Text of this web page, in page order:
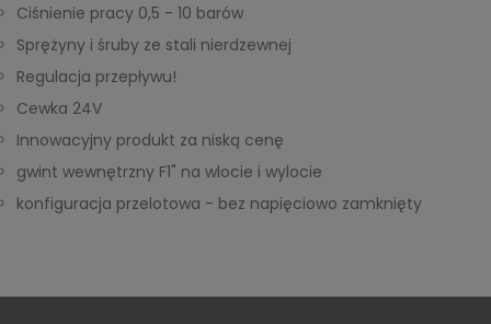
Ciśnienie pracy 0,5 - 10 barów
Sprężyny i śruby ze stali nierdzewnej
Regulacja przepływu!
Cewka 24V
Innowacyjny produkt za niską cenę
gwint wewnętrzny F1" na wlocie i wylocie
konfiguracja przelotowa - bez napięciowo zamknięty